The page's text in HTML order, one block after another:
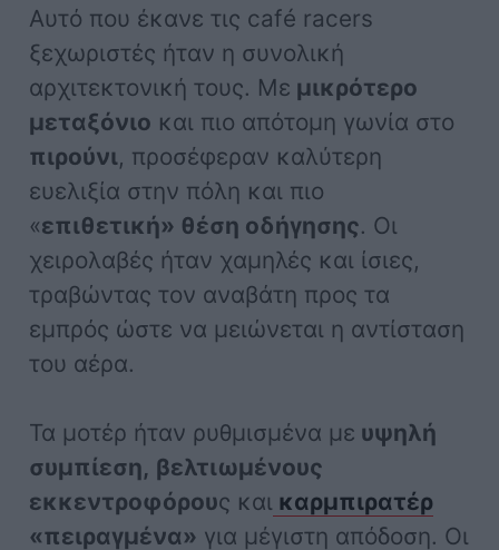
Αυτό που έκανε τις café racers
ξεχωριστές ήταν η συνολική
αρχιτεκτονική τους. Με μικρότερο
μεταξόνιο και πιο απότομη γωνία στο
πιρούνι, προσέφεραν καλύτερη
ευελιξία στην πόλη και πιο
«επιθετική» θέση οδήγησης. Οι
χειρολαβές ήταν χαμηλές και ίσιες,
τραβώντας τον αναβάτη προς τα
εμπρός ώστε να μειώνεται η αντίσταση
του αέρα.
Τα μοτέρ ήταν ρυθμισμένα με υψηλή
συμπίεση, βελτιωμένους
εκκεντροφόρους και καρμπιρατέρ
«πειραγμένα» για μέγιστη απόδοση. Οι